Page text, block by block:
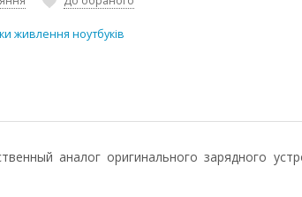
живлення ноутбуків
аналог оригинального зарядного